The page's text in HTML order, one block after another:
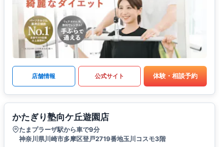
店舗情報 公式サイト 体験・相談予約
かたぎり塾向ケ丘遊園店
たまプラーザ駅から車で9分
神奈川県川崎市多摩区登戸2719番地玉川コスモ3階